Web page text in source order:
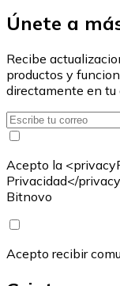
Únete a
Recibe
productos y
directamente en tu
Acepto la
Privacidad</
Bitnovo
Acepto recibir